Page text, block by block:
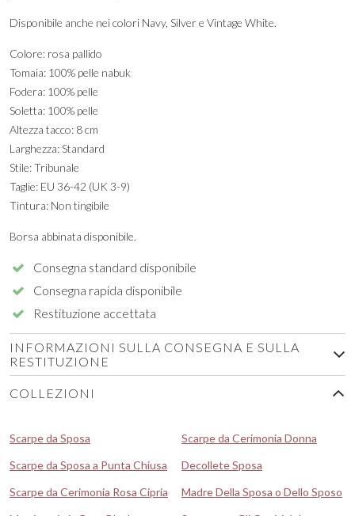
Disponibile anche nei colori Navy, Silver e Vintage White.
Colore: rosa pallido
Tomaia: 100% pelle nabuk
Fodera: 100% pelle
Soletta: 100% pelle
Altezza tacco: 8 cm
Larghezza: Standard
Stile: Tribunale
Taglie: EU 36-42 (UK 3-9)
Tintura: Non tingibile
Borsa abbinata disponibile.
Consegna standard disponibile
Consegna rapida disponibile
Restituzione accettata
INFORMAZIONI SULLA CONSEGNA E SULLA
RESTITUZIONE
COLLEZIONI
Scarpe da Sposa
Scarpe da Cerimonia Donna
Scarpe da Sposa a Punta Chiusa
Decollete Sposa
Scarpe da Cerimonia Rosa Cipria
Madre Della Sposa o Dello Sposo